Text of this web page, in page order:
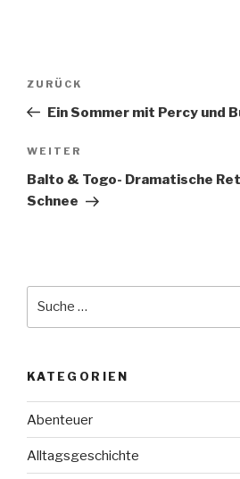
Beitragsnavigation
Vorheriger
Beitrag
ZURÜCK
Ein Sommer mit Percy und
Nächster
Beitrag
WEITER
Balto & Togo- Dramatische
Schnee
KATEGORIEN
Abenteuer
Alltagsgeschichte